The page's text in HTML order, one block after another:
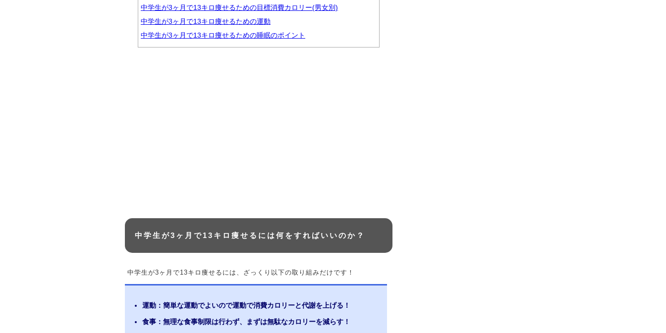
中学生が3ヶ月で13キロ痩せるための目標消費カロリー(男女別)
中学生が3ヶ月で13キロ痩せるための運動
中学生が3ヶ月で13キロ痩せるための睡眠のポイント
中学生が3ヶ月で13キロ痩せるには何をすればいいのか？
中学生が3ヶ月で13キロ痩せるには、ざっくり以下の取り組みだけです！
運動：簡単な運動でよいので運動で消費カロリーと代謝を上げる！
食事：無理な食事制限は行わず、まずは無駄なカロリーを減らす！